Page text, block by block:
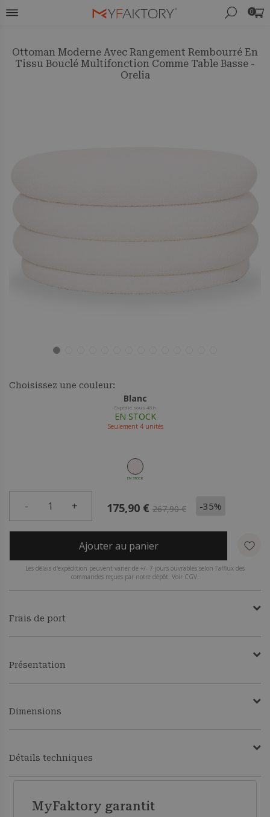
0
Ottoman Moderne Avec Rangement Rembourré En
Tissu Bouclé Multifonction Comme Table Basse -
Orelia
Choisissez une couleur:
Blanc
Expédié sous 48h
EN STOCK
Seulement 4unités
EN STOCK
- 1 + 175,90 € 267,90 € -35%
Ajouter au panier
Les délais d'expédition peuvent varier de +/- 7 jours ouvrables selon l'afflux des
commandes reçues par notre dépôt. Voir CGV.
Frais de port
Présentation
Dimensions
Détails techniques
MyFaktory garantit